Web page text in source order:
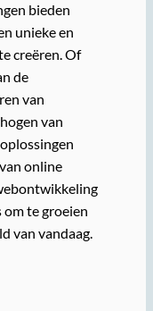
bieden
unieke en
creëren. Of
de
van
van
online
om te groeien
van vandaag.